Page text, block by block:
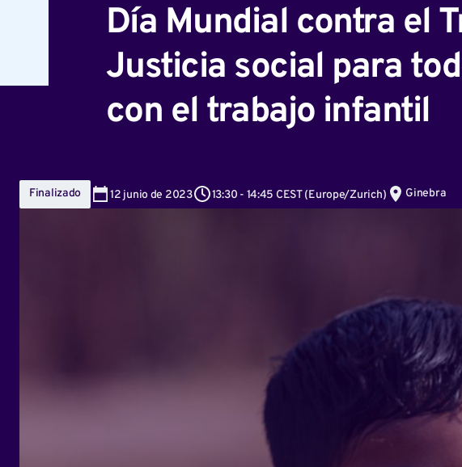
Día Mundial contra el
Justicia social para
con el trabajo infantil
Finalizado 12 junio de 2023 13:30 - 14:45 CEST(Europe/Zurich) Ginebra